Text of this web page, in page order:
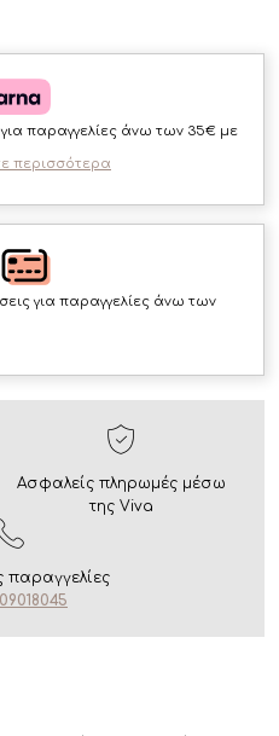
παραγγελίες άνω των 35€ με
περισσότερα
για παραγγελίες άνω των
Ασφαλείς πληρωμές μέσω
της Viva
παραγγελίες